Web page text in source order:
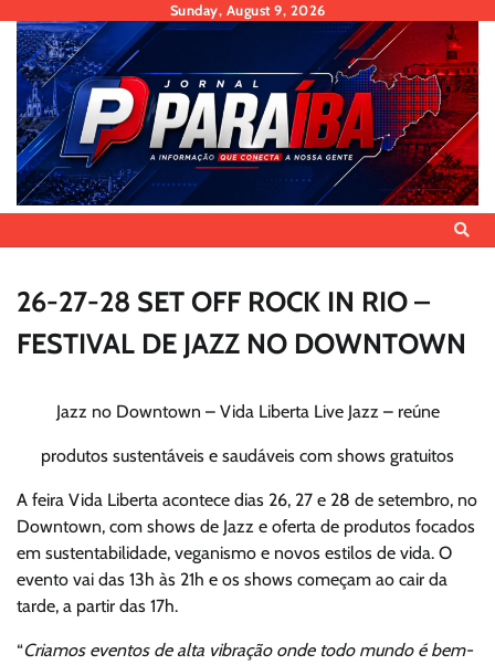
content
Sunday, August 9, 2026
26-27-28 SET OFF ROCK IN RIO –
FESTIVAL DE JAZZ NO DOWNTOWN
Jazz no Downtown – Vida Liberta Live Jazz – reúne
produtos sustentáveis e saudáveis com shows gratuitos
A feira Vida Liberta acontece dias 26, 27 e 28 de setembro, no
Downtown, com shows de Jazz e oferta de produtos focados
em sustentabilidade, veganismo e novos estilos de vida. O
evento vai das 13h às 21h e os shows começam ao cair da
tarde, a partir das 17h.
“Criamos eventos de alta vibração onde todo mundo é bem-